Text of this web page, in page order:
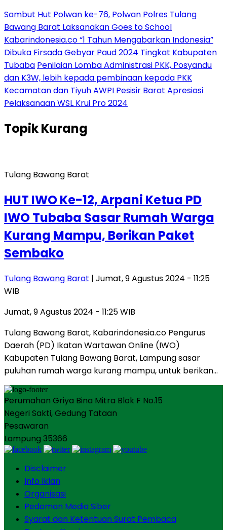
Sambut Hut Polwan ke-76, Polwan Polres Tulang
Bawang Barat Laksanakan Goes to School
Kabarindonesia.co “1 Tahun Mengabarkan Indonesia”
Dibuka Firsada Gebyar Paud 2024 Tingkat Kabupaten
Tubaba Penilaian Lomba Administrasi PKK, Posyandu
dan K3W, lebih kepada pembinaan kepada PKK
Kecamatan dan TiyuhAWPI Pesisir Barat Apresiasi
Pelaksanaan WSL Krui Pro 2024
TopikKurang
Tulang Bawang Barat
HUT IWO Ke-12, Arpani Ketua PD
IWO Tubaba Sasar Rumah Warga
Kurang Mampu, Berikan Paket
Sembako
Tulang Bawang Barat | Jumat, 9 Agustus 2024 - 11:25
WIB
Jumat, 9 Agustus 2024 - 11:25 WIB
Tulang Bawang Barat, Kabarindonesia.co Pengurus
Daerah (PD) Ikatan Wartawan Online (IWO)
Kabupaten Tulang Bawang Barat, Lampung sasar
puluhan rumah warga kurang mampu, untuk berikan…
Perumahan Griya Bina Mitra Blok F No.15
Negeri Sakti, Gedung Tataan
Pesawaran
Lampung 35366
Disclaimer
Info Iklan
Organisasi
Pedoman Media Siber
Syarat dan Ketentuan Surat Pembaca